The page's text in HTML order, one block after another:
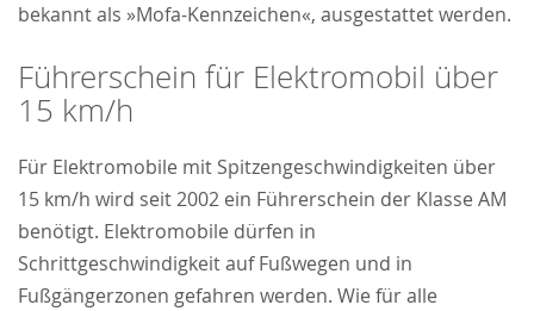
bekannt als »Mofa-Kennzeichen«, ausgestattet werden.
Führerschein für Elektromobil über
15 km/h
Für Elektromobile mit Spitzengeschwindigkeiten über
15 km/h wird seit 2002 ein Führerschein der Klasse AM
benötigt. Elektromobile dürfen in
Schrittgeschwindigkeit auf Fußwegen und in
Fußgängerzonen gefahren werden. Wie für alle